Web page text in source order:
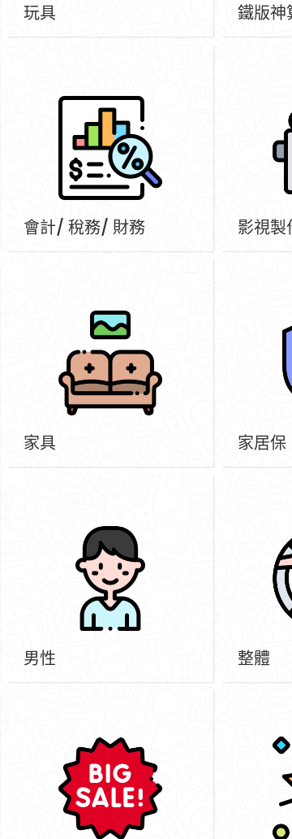
玩具 鐵版神
會計/ 稅務/ 財務 影視製
家具 家居保
男性 整體